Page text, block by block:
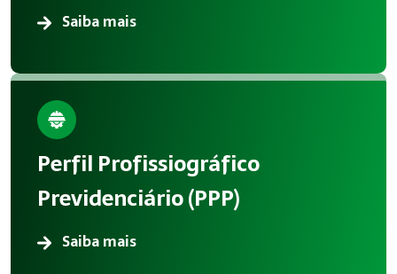
Saiba mais
Perfil Profissiográfico
Previdenciário (PPP)
Saiba mais